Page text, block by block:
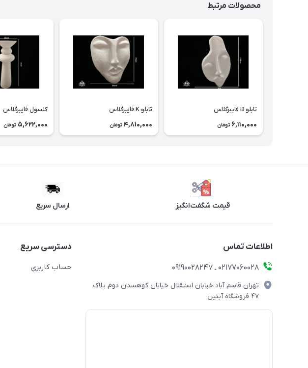
محصولات مرتبط
تابلو B فایبرگلاس
6,110,000 تومان
تابلو K فایبرگلاس
4,810,000 تومان
کنسول فایبرگلاس
5,622,000 تومان
قیمت شگفت‌انگیز ارسال سریع
اطلاعات تماس
۰۲۱۷۷۰۶۰۰۲۸ ـ ۰۹۱۹۰۰۲۸۲۴۷
تهران قاسم آباد خیابان استقلال خیابان کوهستان دوم پلاک
۴۷ فروشگاه آبتین
دسترسی سریع
حساب کاربری